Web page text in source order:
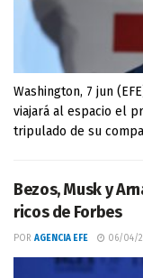
Washington, 7 jun
viajará al espacio el
tripulado de su
Bezos, Musk y
ricos de Forbes
POR AGENCIA EFE 06/04/